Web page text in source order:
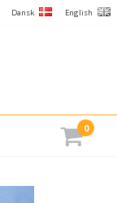
Dansk English
0